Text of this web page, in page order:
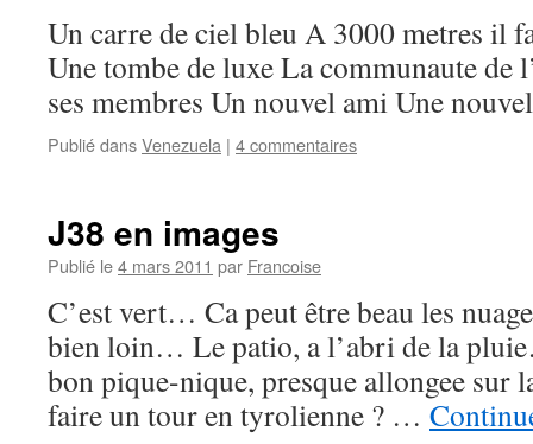
Un carre de ciel bleu A 3000 metres il
Une tombe de luxe La communaute de
ses membres Un nouvel ami Une
Publié dansVenezuela | 4 commentaires
J38 en images
Publié le4 mars 2011 par Francoise
C’est vert… Ca peut être beau les
bien loin… Le patio, a l’abri de la
bon pique-nique, presque allongee
faire un tour en tyrolienne ? …